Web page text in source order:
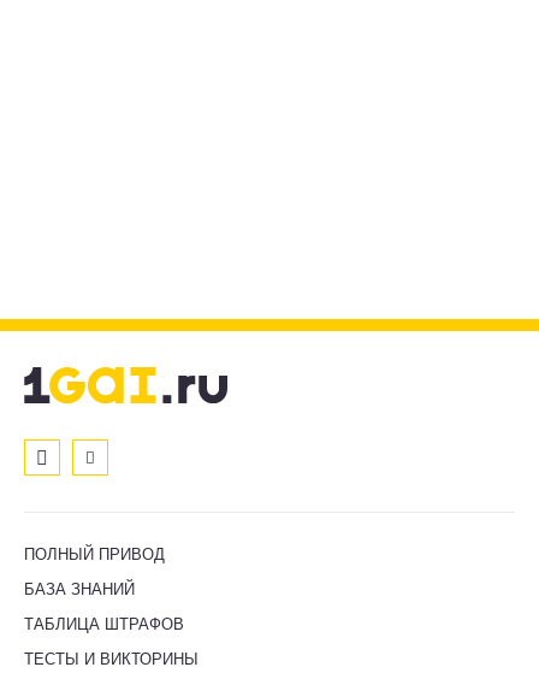
ПОЛНЫЙ ПРИВОД
БАЗА ЗНАНИЙ
ТАБЛИЦА ШТРАФОВ
ТЕСТЫ И ВИКТОРИНЫ